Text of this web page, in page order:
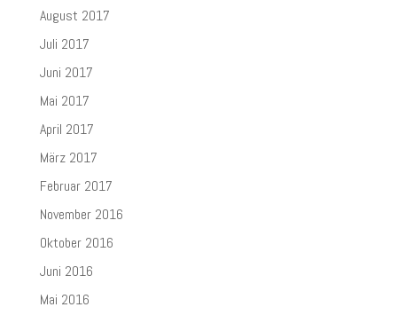
August 2017
Juli 2017
Juni 2017
Mai 2017
April 2017
März 2017
Februar 2017
November 2016
Oktober 2016
Juni 2016
Mai 2016